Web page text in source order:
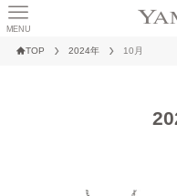
MENU
TOP 2024年 10月